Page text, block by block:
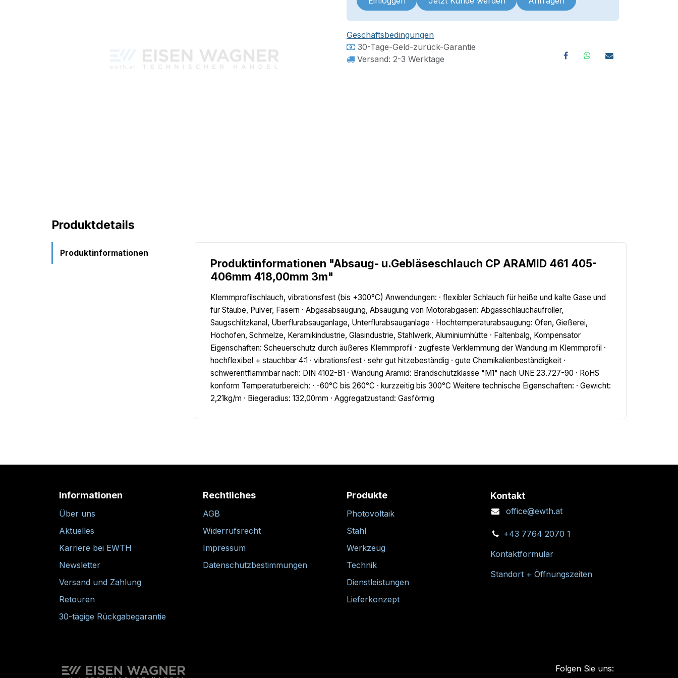
Geschäftsbedingungen
30-Tage-Geld-zurück-Garantie
Versand: 2-3 Werktage
Produktdetails
Produktinformationen
Produktinformationen "Absaug- u.Gebläseschlauch CP ARAMID 461 405-
406mm 418,00mm 3m"
Klemmprofilschlauch, vibrationsfest (bis +300°C) Anwendungen: · flexibler Schlauch für heiße und kalte Gase und
für Stäube, Pulver, Fasern · Abgasabsaugung, Absaugung von Motorabgasen: Abgasschlauchaufroller,
Saugschlitzkanal, Überflurabsauganlage, Unterflurabsauganlage · Hochtemperaturabsaugung: Ofen, Gießerei,
Hochofen, Schmelze, Keramikindustrie, Glasindustrie, Stahlwerk, Aluminiumhütte · Faltenbalg, Kompensator
Eigenschaften: Scheuerschutz durch äußeres Klemmprofil · zugfeste Verklemmung der Wandung im Klemmprofil ·
hochflexibel + stauchbar 4:1 · vibrationsfest · sehr gut hitzebeständig · gute Chemikalienbeständigkeit ·
schwerentflammbar nach: DIN 4102-B1 · Wandung Aramid: Brandschutzklasse "M1" nach UNE 23.727-90 · RoHS
konform Temperaturbereich: · -60°C bis 260°C · kurzzeitig bis 300°C Weitere technische Eigenschaften: · Gewicht:
2,21kg/m · Biegeradius: 132,00mm · Aggregatzustand: Gasförmig
Informationen
Über uns
Aktuelles
Karriere bei EWTH
Newsletter
Versand und Zahlung
Retouren
30-tägige Rückgabegarantie
Rechtliches
AGB
Widerrufsrecht
Impressum
Datenschutzbestimmungen
Produkte
Photovoltaik
Stahl
Werkzeug
Technik
Dienstleistungen
Lieferkonzept
Kontakt
office@ewth.at
+43 7764 2070 1
Kontaktformular
Standort + Öffnungszeiten
Folgen Sie uns: